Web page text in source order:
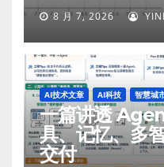
8 月 7, 2026
AI技术文章 AI科技 智慧城
一篇讲透
具、记忆、多
交付